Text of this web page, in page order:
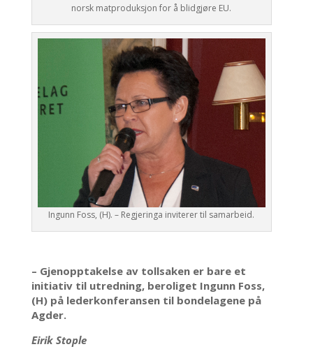
norsk matproduksjon for å blidgjøre EU.
Ingunn Foss, (H). – Regjeringa inviterer til samarbeid.
– Gjenopptakelse av tollsaken er bare et
initiativ til utredning, beroliget Ingunn Foss,
(H) på lederkonferansen til bondelagene på
Agder.
Eirik Stople